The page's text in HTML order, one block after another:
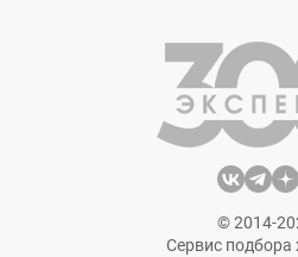
© 2014-
Сервис подбора